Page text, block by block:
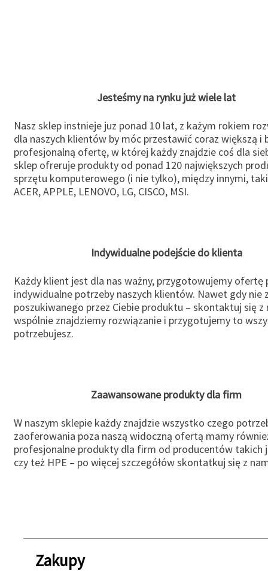
Jesteśmy na rynku już wiele lat
Nasz sklep instnieje juz ponad 10 lat, z każym rokiem
dla naszych klientów by móc przestawić coraz większą i
profesjonalną ofertę, w której każdy znajdzie coś dla
sklep ofreruje produkty od ponad 120 największych
sprzętu komputerowego (i nie tylko), między innymi,
ACER, APPLE, LENOVO, LG, CISCO, MSI.
Indywidualne podejście do klienta
Każdy klient jest dla nas ważny, przygotowujemy ofertę
indywidualne potrzeby naszych klientów. Nawet gdy nie
poszukiwanego przez Ciebie produktu – skontaktuj się z
wspólnie znajdziemy rozwiązanie i przygotujemy to
potrzebujesz.
Zaawansowane produkty dla firm
W naszym sklepie każdy znajdzie wszystko czego
zaoferowania poza naszą widoczną ofertą mamy
profesjonalne produkty dla firm od producentów takich
czy też HPE – po więcej szczegółów skontatkuj się z
Zakupy